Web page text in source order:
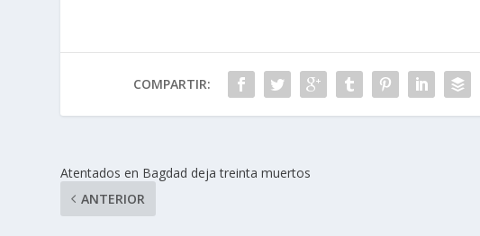
COMPARTIR:
Atentados en Bagdad deja treinta muertos
ANTERIOR